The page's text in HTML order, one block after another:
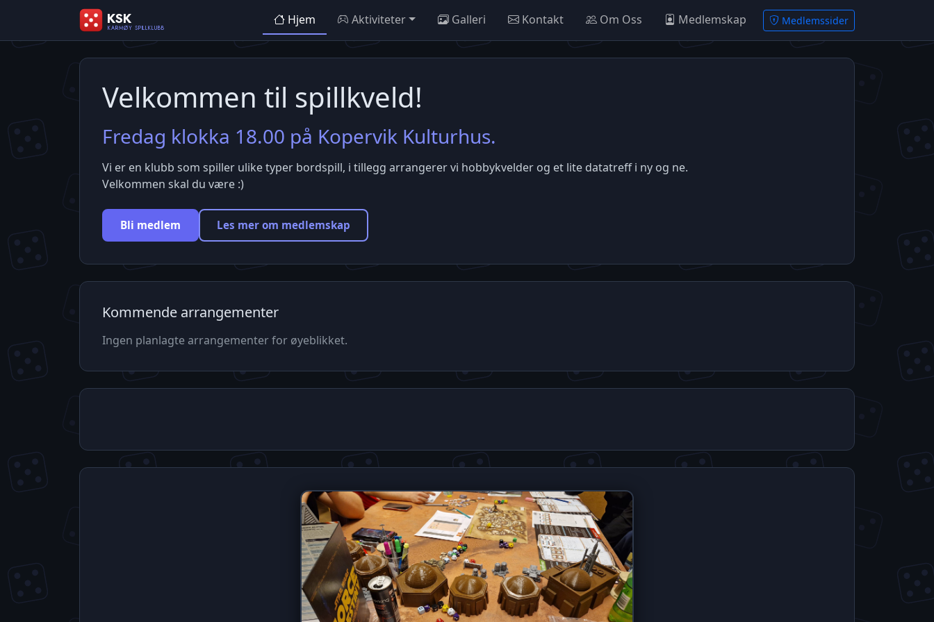
KSK
KARMØY SPILLKLUBB
Hjem Aktiviteter Galleri Kontakt Om Oss Medlemskap Medlemssider
Velkommen til spillkveld!
Fredag klokka 18.00 på Kopervik Kulturhus.
Vi er en klubb som spiller ulike typer bordspill, i tillegg arrangerer vi hobbykvelder og et lite datatreff i ny og ne.
Velkommen skal du være :)
Bli medlem Les mer om medlemskap
Kommende arrangementer
Ingen planlagte arrangementer for øyeblikket.